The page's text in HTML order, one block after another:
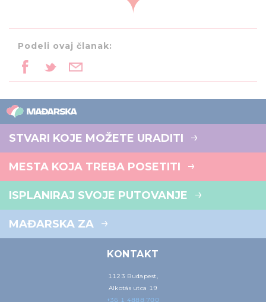
Podeli ovaj članak:
STVARI KOJE MOŽETE URADITI
MESTA KOJA TREBA POSETITI
ISPLANIRAJ SVOJE PUTOVANJE
MAĐARSKA ZA
KONTAKT
1123 Budapest,
Alkotás utca 19
+36 1 4888 700